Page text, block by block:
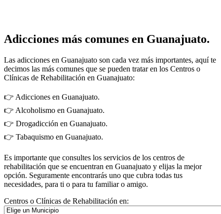
Adicciones más comunes en Guanajuato.
Las adicciones en Guanajuato son cada vez más importantes, aquí te
decimos las más comunes que se pueden tratar en los Centros o
Clínicas de Rehabilitación en Guanajuato:
👉 Adicciones en Guanajuato.
👉 Alcoholismo en Guanajuato.
👉 Drogadicción en Guanajuato.
👉 Tabaquismo en Guanajuato.
Es importante que consultes los servicios de los centros de
rehabilitación que se encuentran en Guanajuato y elijas la mejor
opción. Seguramente encontrarás uno que cubra todas tus
necesidades, para ti o para tu familiar o amigo.
Centros o Clínicas de Rehabilitación en: